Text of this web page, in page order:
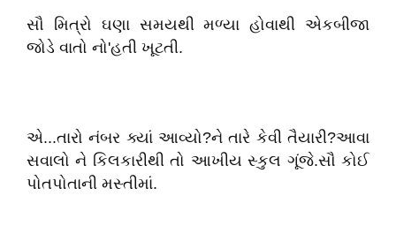
સૌ મિત્રો ઘણા સમયથી મળ્યા હોવાથી એકબીજા
જોડે વાતો નો'હતી ખૂટતી.
એ...તારો નંબર ક્યાં આવ્યો?ને તારે કેવી તૈયારી?આવા
સવાલો ને કિલકારીથી તો આખીય સ્કુલ ગૂંજે.સૌ કોઈ
પોતપોતાની મસ્તીમાં.